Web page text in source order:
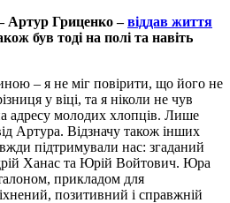
Артур Гриценко –віддав життя
був тоді на полі та навіть
– я не міг повірити, що його не
у віці, та я ніколи не чув
адресу молодих хлопців. Лише
Артура. Відзначу також інших
підтримували нас: згаданий
Ханас та Юрій Войтович. Юра
прикладом для
позитивний і справжній